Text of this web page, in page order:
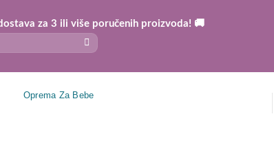
3 ili više poručenih proizvoda! 🚚
Oprema Za Bebe